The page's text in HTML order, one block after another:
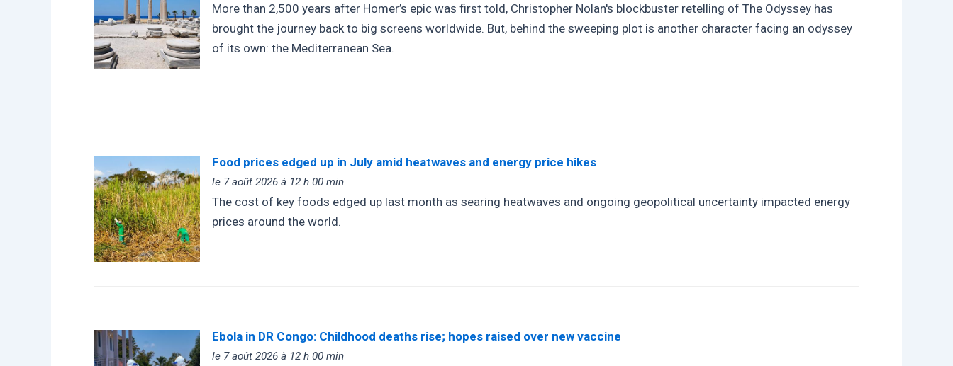
More than 2,500 years after Homer’s epic was first told, Christopher Nolan's blockbuster retelling of The Odyssey has
brought the journey back to big screens worldwide. But, behind the sweeping plot is another character facing an odyssey
of its own: the Mediterranean Sea.
Food prices edged up in July amid heatwaves and energy price hikes
le 7 août 2026 à 12 h 00 min
The cost of key foods edged up last month as searing heatwaves and ongoing geopolitical uncertainty impacted energy
prices around the world.
Ebola in DR Congo: Childhood deaths rise; hopes raised over new vaccine
le 7 août 2026 à 12 h 00 min